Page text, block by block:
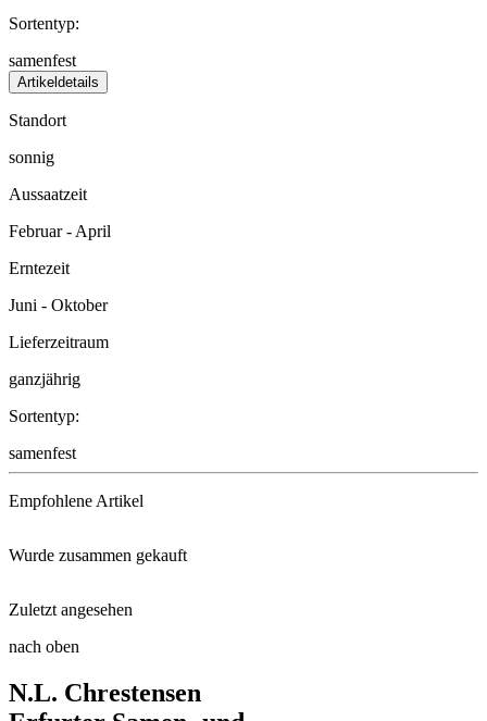
Sortentyp:
samenfest
Artikeldetails
Standort
sonnig
Aussaatzeit
Februar - April
Erntezeit
Juni - Oktober
Lieferzeitraum
ganzjährig
Sortentyp:
samenfest
Empfohlene Artikel
Pflanzenschutzhauben
Wurde zusammen gekauft
Radies Riesenbutter
Zuletzt angesehen
Kopfsalat Mona
nach oben
N.L. Chrestensen